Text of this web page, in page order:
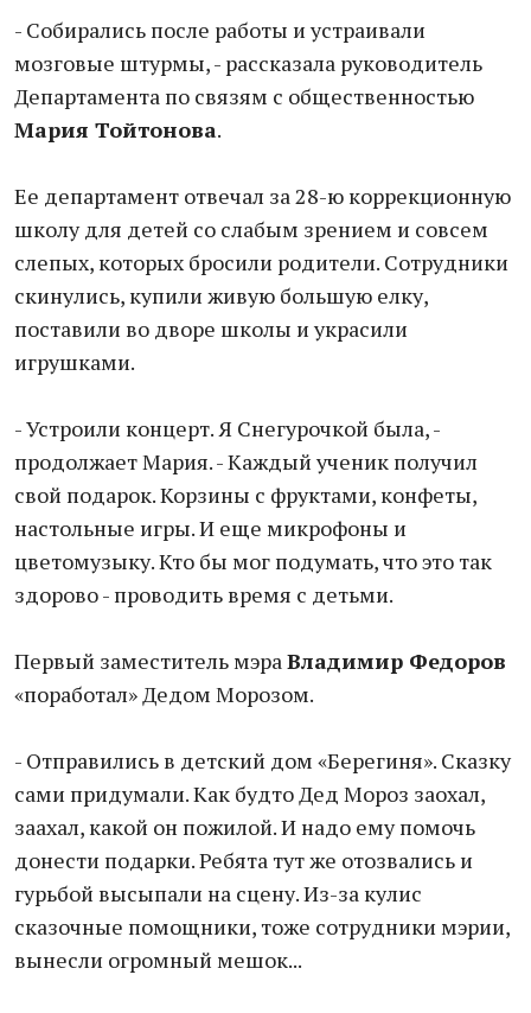
- Собирались после работы и устраивали
мозговые штурмы, - рассказала руководитель
Департамента по связям с общественностью
Мария Тойтонова.
Ее департамент отвечал за 28-ю коррекционную
школу для детей со слабым зрением и совсем
слепых, которых бросили родители. Сотрудники
скинулись, купили живую большую елку,
поставили во дворе школы и украсили
игрушками.
- Устроили концерт. Я Снегурочкой была, -
продолжает Мария. - Каждый ученик получил
свой подарок. Корзины с фруктами, конфеты,
настольные игры. И еще микрофоны и
цветомузыку. Кто бы мог подумать, что это так
здорово - проводить время с детьми.
Первый заместитель мэраВладимир Федоров
«поработал» Дедом Морозом.
- Отправились в детский дом «Берегиня». Сказку
сами придумали. Как будто Дед Мороз заохал,
заахал, какой он пожилой. И надо ему помочь
донести подарки. Ребята тут же отозвались и
гурьбой высыпали на сцену. Из-за кулис
сказочные помощники, тоже сотрудники мэрии,
вынесли огромный мешок...